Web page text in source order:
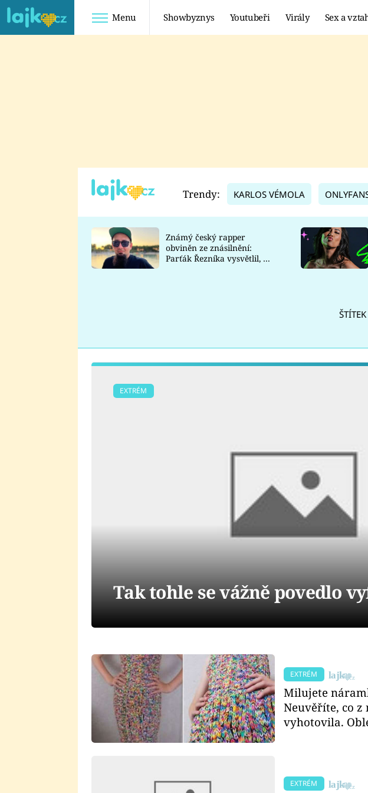
Menu Showbyznys Youtubeři Virály Sex a
TADEÁŠ KUBĚNKA
DATEL
Trendy: KARLOS VÉMOLA
Známý český rapper
obviněn ze znásilnění:
Parťák Řezníka vysvětlil, co
ŠTÍTEK
EXTRÉM
Tak tohle se vážně povedlo
EXTRÉM
Milujete
Neuvěříte, co
vyhotovila.
EXTRÉM